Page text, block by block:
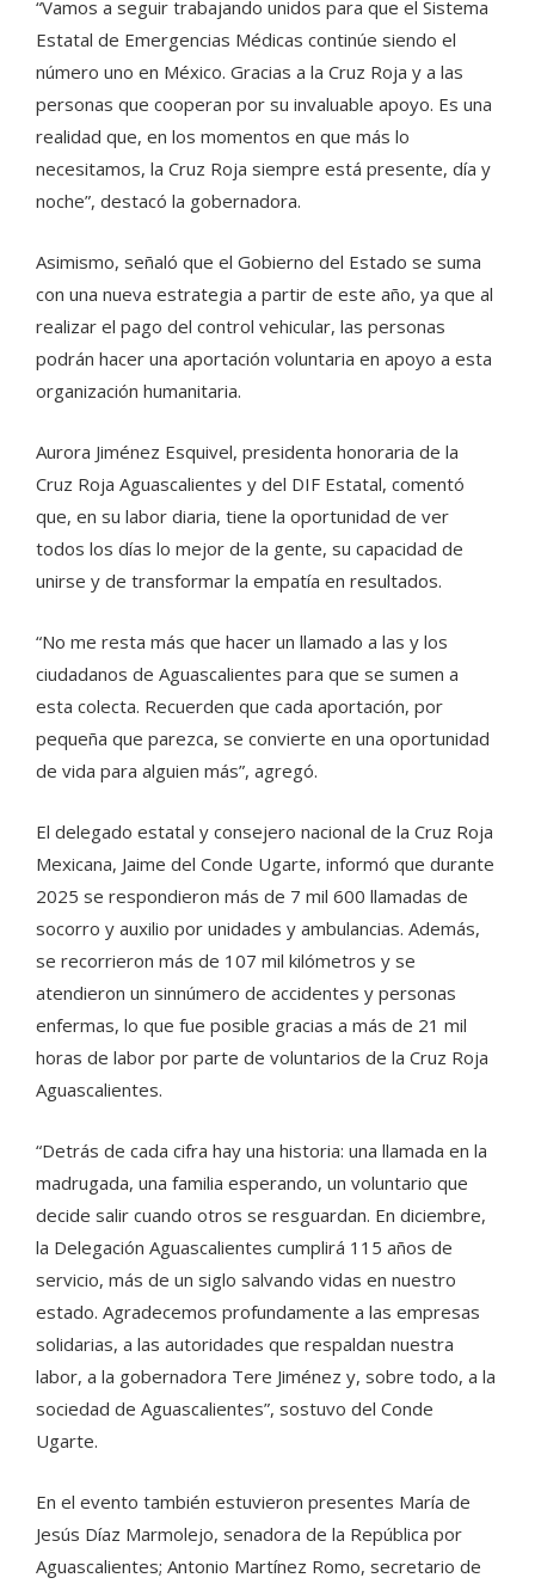
“Vamos a seguir trabajando unidos para que el Sistema
Estatal de Emergencias Médicas continúe siendo el
número uno en México. Gracias a la Cruz Roja y a las
personas que cooperan por su invaluable apoyo. Es una
realidad que, en los momentos en que más lo
necesitamos, la Cruz Roja siempre está presente, día y
noche”, destacó la gobernadora.
Asimismo, señaló que el Gobierno del Estado se suma
con una nueva estrategia a partir de este año, ya que al
realizar el pago del control vehicular, las personas
podrán hacer una aportación voluntaria en apoyo a esta
organización humanitaria.
Aurora Jiménez Esquivel, presidenta honoraria de la
Cruz Roja Aguascalientes y del DIF Estatal, comentó
que, en su labor diaria, tiene la oportunidad de ver
todos los días lo mejor de la gente, su capacidad de
unirse y de transformar la empatía en resultados.
“No me resta más que hacer un llamado a las y los
ciudadanos de Aguascalientes para que se sumen a
esta colecta. Recuerden que cada aportación, por
pequeña que parezca, se convierte en una oportunidad
de vida para alguien más”, agregó.
El delegado estatal y consejero nacional de la Cruz Roja
Mexicana, Jaime del Conde Ugarte, informó que durante
2025 se respondieron más de 7 mil 600 llamadas de
socorro y auxilio por unidades y ambulancias. Además,
se recorrieron más de 107 mil kilómetros y se
atendieron un sinnúmero de accidentes y personas
enfermas, lo que fue posible gracias a más de 21 mil
horas de labor por parte de voluntarios de la Cruz Roja
Aguascalientes.
“Detrás de cada cifra hay una historia: una llamada en la
madrugada, una familia esperando, un voluntario que
decide salir cuando otros se resguardan. En diciembre,
la Delegación Aguascalientes cumplirá 115 años de
servicio, más de un siglo salvando vidas en nuestro
estado. Agradecemos profundamente a las empresas
solidarias, a las autoridades que respaldan nuestra
labor, a la gobernadora Tere Jiménez y, sobre todo, a la
sociedad de Aguascalientes”, sostuvo del Conde
Ugarte.
En el evento también estuvieron presentes María de
Jesús Díaz Marmolejo, senadora de la República por
Aguascalientes; Antonio Martínez Romo, secretario de